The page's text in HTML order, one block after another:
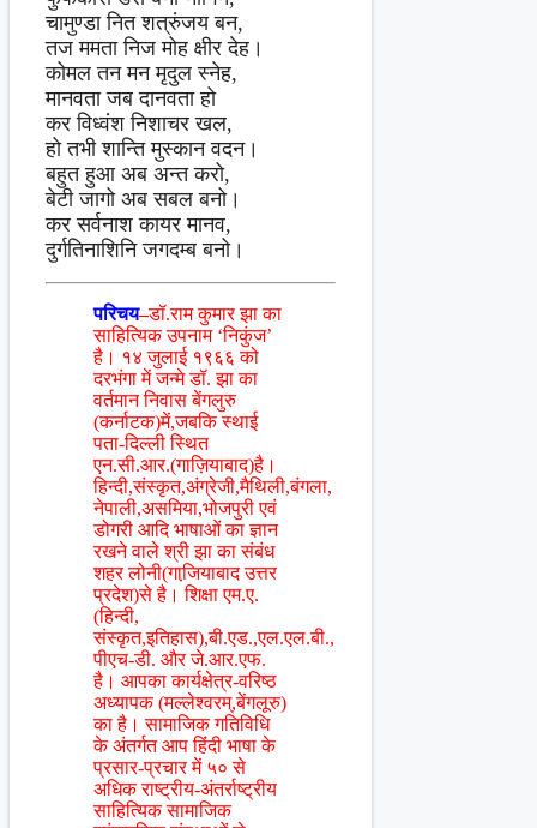
चामुण्डा नित शत्रुंजय बन,
तज ममता निज मोह क्षीर देह।
कोमल तन मन मृदुल स्नेह,
मानवता जब दानवता हो
कर विध्वंश निशाचर खल,
हो तभी शान्ति मुस्कान वदन।
बहुत हुआ अब अन्त करो,
बेटी जागो अब सबल बनो।
कर सर्वनाश कायर मानव,
दुर्गतिनाशिनि जगदम्ब बनो।
परिचय–डॉ.राम कुमार झा का
साहित्यिक उपनाम ‘निकुंज’
है। १४ जुलाई १९६६ को
दरभंगा में जन्मे डॉ. झा का
वर्तमान निवास बेंगलुरु
(कर्नाटक)में,जबकि स्थाई
पता-दिल्ली स्थित
एन.सी.आर.(गाज़ियाबाद)है।
हिन्दी,संस्कृत,अंग्रेजी,मैथिली,बंगला,
नेपाली,असमिया,भोजपुरी एवं
डोगरी आदि भाषाओं का ज्ञान
रखने वाले श्री झा का संबंध
शहर लोनी(गाजि़याबाद उत्तर
प्रदेश)से है। शिक्षा एम.ए.
(हिन्दी,
संस्कृत,इतिहास),बी.एड.,एल.एल.बी.,
पीएच-डी. और जे.आर.एफ.
है। आपका कार्यक्षेत्र-वरिष्ठ
अध्यापक (मल्लेश्वरम्,बेंगलूरु)
का है। सामाजिक गतिविधि
के अंतर्गत आप हिंंदी भाषा के
प्रसार-प्रचार में ५० से
अधिक राष्ट्रीय-अंतर्राष्ट्रीय
साहित्यिक सामाजिक